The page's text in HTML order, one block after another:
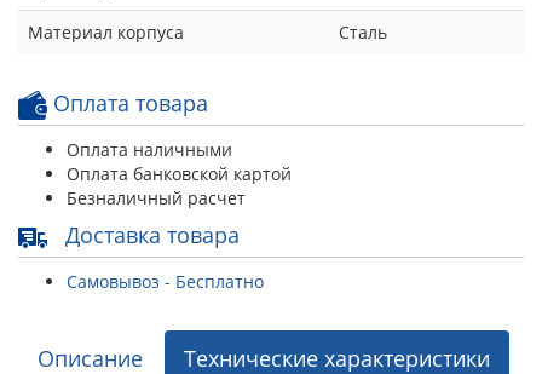
Материал корпуса
Сталь
Оплата товара
Оплата наличными
Оплата банковской картой
Безналичный расчет
Доставка товара
Самовывоз - Бесплатно
Описание
Технические характеристики